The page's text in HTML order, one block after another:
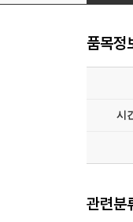
품목정
시
관련분